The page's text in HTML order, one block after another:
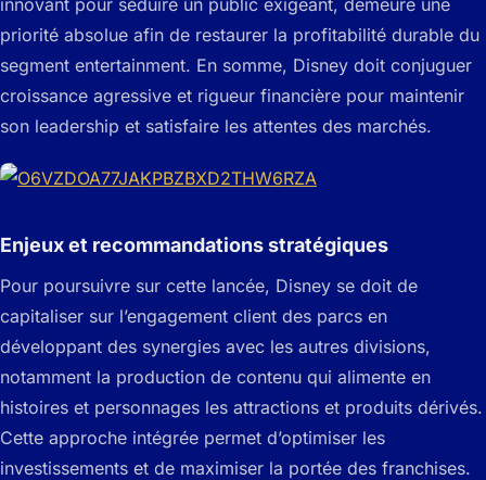
priorité absolue afin de restaurer la profitabilité durable du
segment entertainment. En somme, Disney doit conjuguer
croissance agressive et rigueur financière pour maintenir
son leadership et satisfaire les attentes des marchés.
Enjeux et recommandations stratégiques
Pour poursuivre sur cette lancée, Disney se doit de
capitaliser sur l’engagement client des parcs en
développant des synergies avec les autres divisions,
notamment la production de contenu qui alimente en
histoires et personnages les attractions et produits dérivés.
Cette approche intégrée permet d’optimiser les
investissements et de maximiser la portée des franchises.